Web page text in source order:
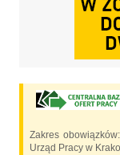
Zakres
Urząd Pracy w